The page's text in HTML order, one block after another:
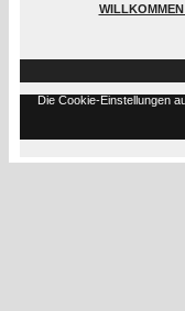
Die Cookie-Einstellungen